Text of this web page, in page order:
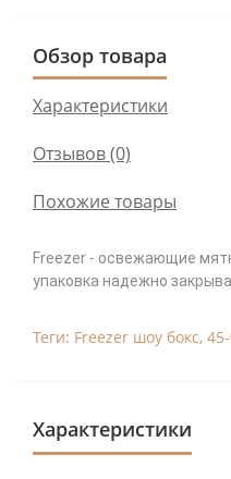
Обзор товара
Характеристики
Отзывов (0)
Похожие товары
Freezer - освежающие
упаковка надежно
Теги: Freezer шоу бокс,
Характеристики